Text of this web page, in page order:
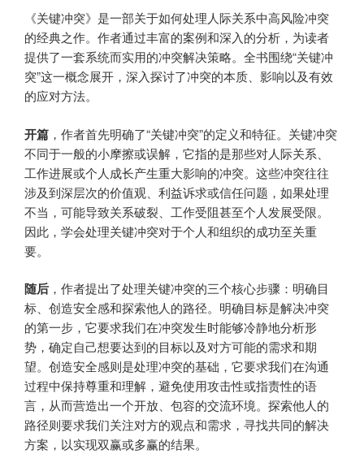
《关键冲突》是一部关于如何处理人际关系中高风险冲突
的经典之作。作者通过丰富的案例和深入的分析，为读者
提供了一套系统而实用的冲突解决策略。全书围绕“关键冲
突”这一概念展开，深入探讨了冲突的本质、影响以及有效
的应对方法。
开篇 ，作者首先明确了“关键冲突”的定义和特征。关键冲突
不同于一般的小摩擦或误解，它指的是那些对人际关系、
工作进展或个人成长产生重大影响的冲突。这些冲突往往
涉及到深层次的价值观、利益诉求或信任问题，如果处理
不当，可能导致关系破裂、工作受阻甚至个人发展受限。
因此，学会处理关键冲突对于个人和组织的成功至关重
要。
随后 ，作者提出了处理关键冲突的三个核心步骤：明确目
标、创造安全感和探索他人的路径。明确目标是解决冲突
的第一步，它要求我们在冲突发生时能够冷静地分析形
势，确定自己想要达到的目标以及对方可能的需求和期
望。创造安全感则是处理冲突的基础，它要求我们在沟通
过程中保持尊重和理解，避免使用攻击性或指责性的语
言，从而营造出一个开放、包容的交流环境。探索他人的
路径则要求我们关注对方的观点和需求，寻找共同的解决
方案，以实现双赢或多赢的结果。